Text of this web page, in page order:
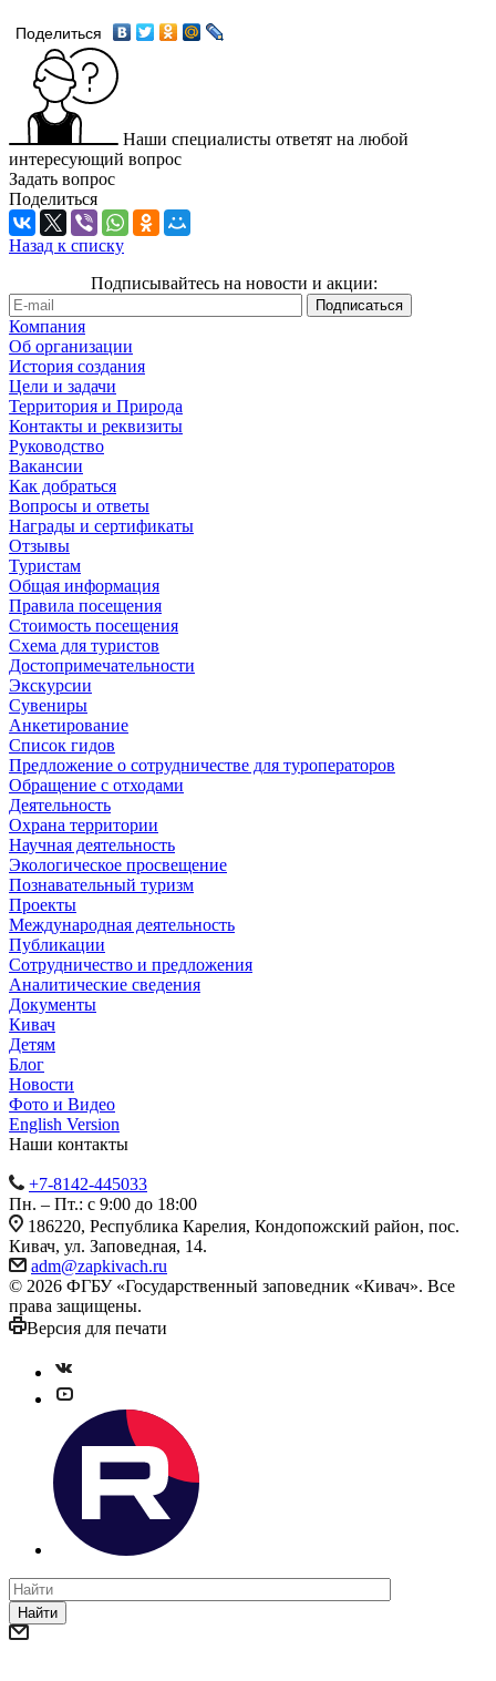
Поделиться
Наши специалисты ответят на любой
интересующий вопрос
Задать вопрос
Поделиться
Назад к списку
Подписывайтесь на новости и акции:
Компания
Об организации
История создания
Цели и задачи
Территория и Природа
Контакты и реквизиты
Руководство
Вакансии
Как добраться
Вопросы и ответы
Награды и сертификаты
Отзывы
Туристам
Общая информация
Правила посещения
Стоимость посещения
Схема для туристов
Достопримечательности
Экскурсии
Сувениры
Анкетирование
Список гидов
Предложение о сотрудничестве для туроператоров
Обращение с отходами
Деятельность
Охрана территории
Научная деятельность
Экологическое просвещение
Познавательный туризм
Проекты
Международная деятельность
Публикации
Сотрудничество и предложения
Аналитические сведения
Документы
Кивач
Детям
Блог
Новости
Фото и Видео
English Version
Наши контакты
+7-8142-445033
Пн. – Пт.: с 9:00 до 18:00
186220, Республика Карелия, Кондопожский район, пос.
Кивач, ул. Заповедная, 14.
adm@zapkivach.ru
© 2026 ФГБУ «Государственный заповедник «Кивач». Все
права защищены.
Версия для печати
Найти